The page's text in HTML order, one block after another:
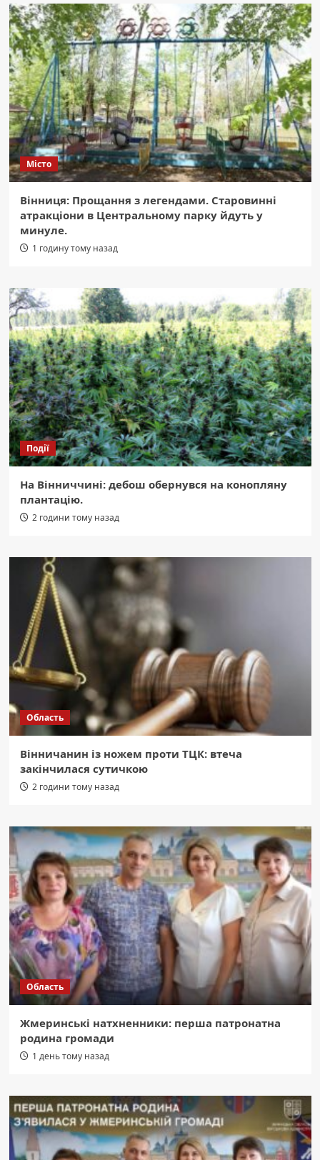
Місто
Вінниця: Прощання з легендами. Старовинні
атракціони в Центральному парку йдуть у
минуле.
1 годину тому назад
Події
На Вінниччині: дебош обернувся на конопляну
плантацію.
2 години тому назад
Область
Вінничанин із ножем проти ТЦК: втеча
закінчилася сутичкою
2 години тому назад
Область
Жмеринські натхненники: перша патронатна
родина громади
1 день тому назад